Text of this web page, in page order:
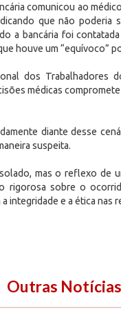
comunicou ao
que não poderia
a bancária foi
houve um “equívoco”
dos Trabalhadores
médicas
diante desse
suspeita.
mas o reflexo de
rigorosa sobre o
integridade e a ética nas
Outras Notícias